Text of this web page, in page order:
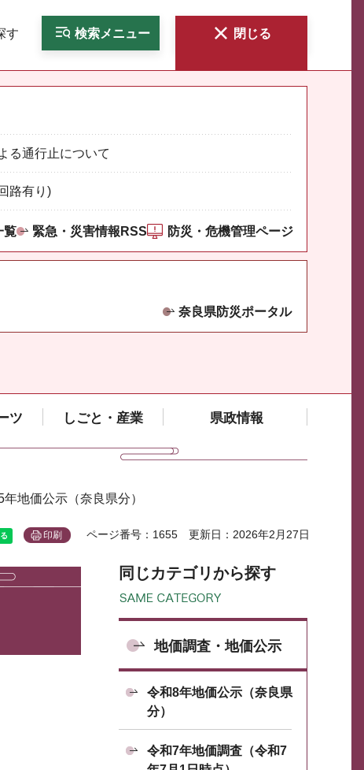
す 検索メニュー 閉じる
る通行止について
路有り)
覧 緊急・災害情報RSS 防災・危機管理ページ
奈良県防災ポータル
ツ しごと・産業 県政情報
年地価公示（奈良県分）
印刷 ページ番号：1655 更新日：2026年2月27日
同じカテゴリから探す
地価調査・地価公示
令和8年地価公示（奈良県
分）
令和7年地価調査（令和7